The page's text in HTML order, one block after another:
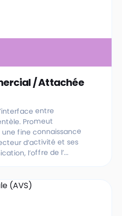
/ Attachée
entre
Promeut
fine connaissance
d’activité et ses
l’offre de l’...